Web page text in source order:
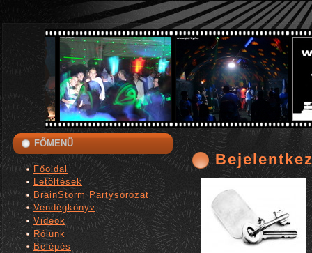
FŐMENÜ
Főoldal
Letöltések
BrainStorm Partysorozat
Vendégkönyv
Videok
Rólunk
Belépés